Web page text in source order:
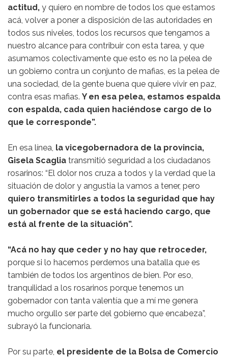
actitud, y quiero en nombre de todos los que estamos
acá, volver a poner a disposición de las autoridades en
todos sus niveles, todos los recursos que tengamos a
nuestro alcance para contribuir con esta tarea, y que
asumamos colectivamente que esto es no la pelea de
un gobierno contra un conjunto de mafias, es la pelea de
una sociedad, de la gente buena que quiere vivir en paz,
contra esas mafias. Y en esa pelea, estamos espalda
con espalda, cada quien haciéndose cargo de lo
que le corresponde”.
En esa línea, la vicegobernadora de la provincia,
Gisela Scaglia transmitió seguridad a los ciudadanos
rosarinos: “El dolor nos cruza a todos y la verdad que la
situación de dolor y angustia la vamos a tener, pero
quiero transmitirles a todos la seguridad que hay
un gobernador que se está haciendo cargo, que
está al frente de la situación”.
“Acá no hay que ceder y no hay que retroceder,
porque si lo hacemos perdemos una batalla que es
también de todos los argentinos de bien. Por eso,
tranquilidad a los rosarinos porque tenemos un
gobernador con tanta valentía que a mí me genera
mucho orgullo ser parte del gobierno que encabeza”,
subrayó la funcionaria.
Por su parte, el presidente de la Bolsa de Comercio